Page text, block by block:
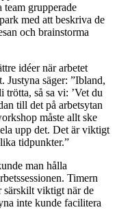
team grupperade
med att beskriva de
och brainstorma
idéer när arbetet
Justyna säger: ”Ibland,
så sa vi: ’Vet du
till det på arbetsytan
måste allt ske
upp det. Det är viktigt
tidpunkter.”
man hålla
Timern
särskilt viktigt när de
inte kunde facilitera